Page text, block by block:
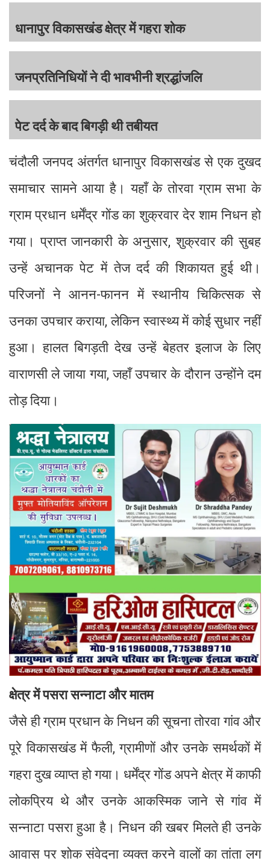
धानापुर विकासखंड क्षेत्र में गहरा शोक
जनप्रतिनिधियों ने दी भावभीनी श्रद्धांजलि
पेट दर्द के बाद बिगड़ी थी तबीयत
चंदौली जनपद अंतर्गत धानापुर विकासखंड से एक दुखद
समाचार सामने आया है। यहाँ के तोरवा ग्राम सभा के
ग्राम प्रधान धर्मेंद्र गोंड का शुक्रवार देर शाम निधन हो
गया। प्राप्त जानकारी के अनुसार, शुक्रवार की सुबह
उन्हें अचानक पेट में तेज दर्द की शिकायत हुई थी।
परिजनों ने आनन-फानन में स्थानीय चिकित्सक से
उनका उपचार कराया, लेकिन स्वास्थ्य में कोई सुधार नहीं
हुआ। हालत बिगड़ती देख उन्हें बेहतर इलाज के लिए
वाराणसी ले जाया गया, जहाँ उपचार के दौरान उन्होंने दम
तोड़ दिया।
क्षेत्र में पसरा सन्नाटा और मातम
जैसे ही ग्राम प्रधान के निधन की सूचना तोरवा गांव और
पूरे विकासखंड में फैली, ग्रामीणों और उनके समर्थकों में
गहरा दुख व्याप्त हो गया। धर्मेंद्र गोंड अपने क्षेत्र में काफी
लोकप्रिय थे और उनके आकस्मिक जाने से गांव में
सन्नाटा पसरा हुआ है। निधन की खबर मिलते ही उनके
आवास पर शोक संवेदना व्यक्त करने वालों का तांता लग